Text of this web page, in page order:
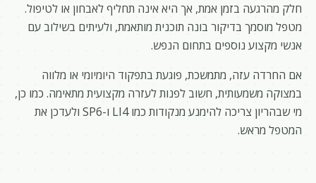
חלק מהרגעה בזמן אמת, אך היא אינה תחליף לאבחון או לטיפול.
מטפל מוסמך בדיקור בונה תוכנית מותאמת, ולעיתים בשילוב עם
אנשי מקצוע נוספים בתחום הנפש.
אם החרדה עזה, מתמשכת, פוגעת בתפקוד היומיומי או מלווה
במצוקה משמעותית, חשוב לפנות לעזרה מקצועית מתאימה. כמו כן,
מי שבהריון צריכה להימנע מנקודות כמו LI4 ו-SP6 ולעדכן את
המטפל מראש.